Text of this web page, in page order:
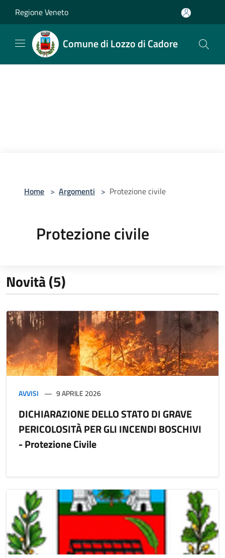
Regione Veneto
Comune di Lozzo di Cadore
Home > Argomenti > Protezione civile
Protezione civile
Novità (5)
AVVISI 9 APRILE 2026
DICHIARAZIONE DELLO STATO DI GRAVE
PERICOLOSITÀ PER GLI INCENDI BOSCHIVI
- Protezione Civile